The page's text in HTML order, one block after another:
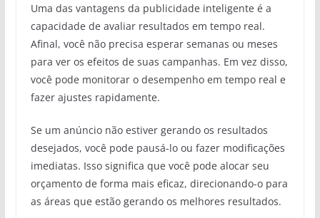
Uma das vantagens da publicidade inteligente é a
capacidade de avaliar resultados em tempo real.
Afinal, você não precisa esperar semanas ou meses
para ver os efeitos de suas campanhas. Em vez disso,
você pode monitorar o desempenho em tempo real e
fazer ajustes rapidamente.
Se um anúncio não estiver gerando os resultados
desejados, você pode pausá-lo ou fazer modificações
imediatas. Isso significa que você pode alocar seu
orçamento de forma mais eficaz, direcionando-o para
as áreas que estão gerando os melhores resultados.